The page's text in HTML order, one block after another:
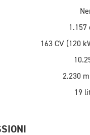
1.157
163 CV (120
2.230
19